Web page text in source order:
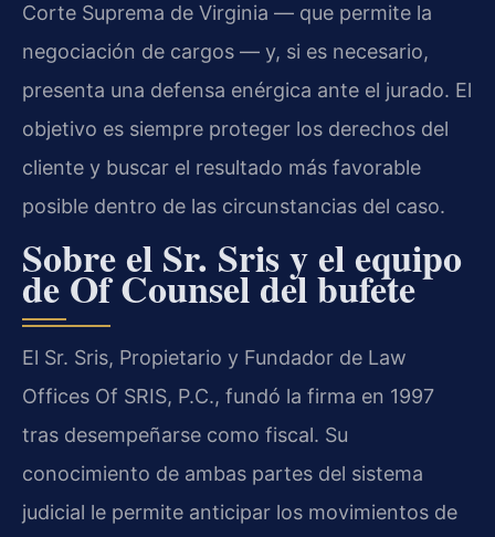
Corte Suprema de Virginia — que permite la
negociación de cargos — y, si es necesario,
presenta una defensa enérgica ante el jurado. El
objetivo es siempre proteger los derechos del
cliente y buscar el resultado más favorable
posible dentro de las circunstancias del caso.
Sobre el Sr. Sris y el equipo
de Of Counsel del bufete
El Sr. Sris, Propietario y Fundador de Law
Offices Of SRIS, P.C., fundó la firma en 1997
tras desempeñarse como fiscal. Su
conocimiento de ambas partes del sistema
judicial le permite anticipar los movimientos de